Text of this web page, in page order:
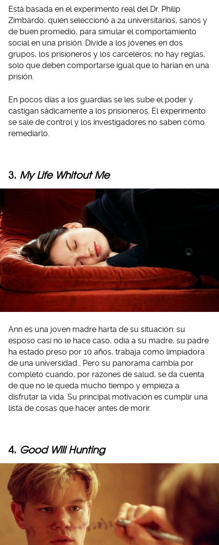
Está basada en el experimento real del Dr. Philip
Zimbardo, quien seleccionó a 24 universitarios, sanos y
de buen promedio, para simular el comportamiento
social en una prisión. Divide a los jóvenes en dos
grupos, los prisioneros y los carceleros; no hay reglas,
solo que deben comportarse igual que lo harían en una
prisión.
En pocos días a los guardias se les sube el poder y
castigan sádicamente a los prisioneros. El experimento
se sale de control y los investigadores no saben cómo
remediarlo.
3. My Life Whitout Me
Ann es una joven madre harta de su situación: su
esposo casi no le hace caso, odia a su madre, su padre
ha estado preso por 10 años, trabaja como limpiadora
de una universidad… Pero su panorama cambia por
completo cuando, por razones de salud, se da cuenta
de que no le queda mucho tiempo y empieza a
disfrutar la vida. Su principal motivación es cumplir una
lista de cosas que hacer antes de morir.
4. Good Will Hunting